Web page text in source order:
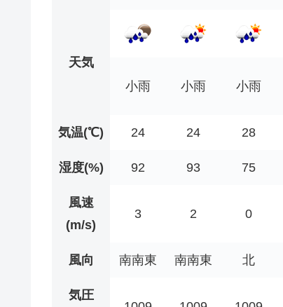
天気
小雨
小雨 小雨
気温(℃) 24 24 28
湿度(%) 92 93 75
風速
(m/s)
3 2 0
風向 南南東 南南東 北
気圧